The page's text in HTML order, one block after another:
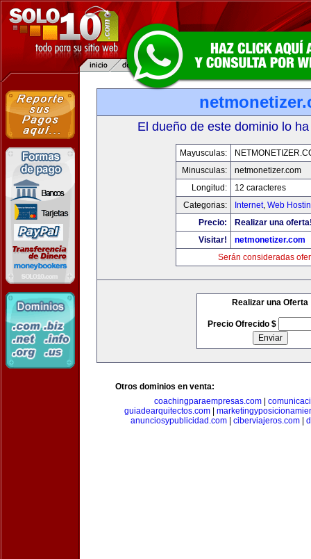
El dueño de este dominio lo
Mayusculas:
Minusculas:
netmonetizer.com
Longitud:
12 caracteres
Categorias:
Internet, Web
Precio:
Realizar una
Visitar!
netmonetizer.com
Serán consideradas
Realizar una Oferta
Precio Ofrecido $
Otros dominios en venta:
coachingparaempresas.com|
guiadearquitectos.com
anunciosypublicidad.com| ciberviajeros.com|